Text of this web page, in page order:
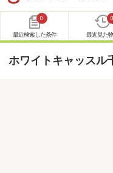
0
最近検索した条件
0
最近見た
ホワイトキャッスル